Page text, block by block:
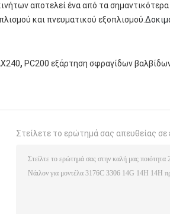
αποτελεί ένα από τα σημαντικότερα
και πνευματικού εξοπλισμού.
, PC200 εξάρτηση σφραγίδων
Στείλετε το ερώτημά σας απευθείας σε